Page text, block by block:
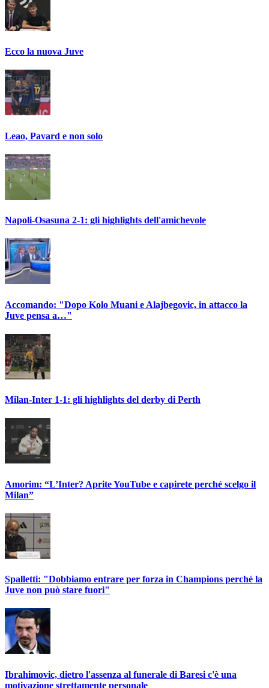
Ecco la nuova Juve
Leao, Pavard e non solo
Napoli-Osasuna 2-1: gli highlights dell'amichevole
Accomando: "Dopo Kolo Muani e Alajbegovic, in attacco la
Juve pensa a…"
Milan-Inter 1-1: gli highlights del derby di Perth
Amorim: “L’Inter? Aprite YouTube e capirete perché scelgo il
Milan”
Spalletti: "Dobbiamo entrare per forza in Champions perché la
Juve non può stare fuori"
Ibrahimovic, dietro l'assenza al funerale di Baresi c'è una
motivazione strettamente personale